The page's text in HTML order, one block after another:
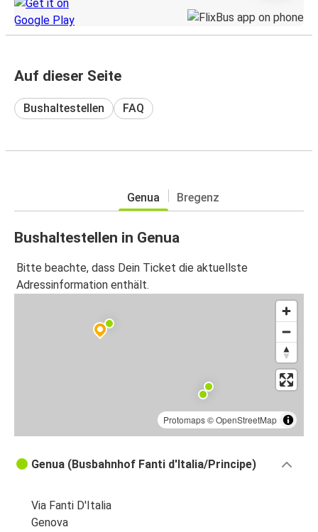
Auf dieser Seite
Bushaltestellen FAQ
Genua Bregenz
Bushaltestellen in Genua
Bitte beachte, dass Dein Ticket die aktuellste
Adressinformation enthält.
Protomaps©OpenStreetMap
Genua (Busbahnhof Fanti d'Italia/Principe)
Via Fanti D'Italia
Genova